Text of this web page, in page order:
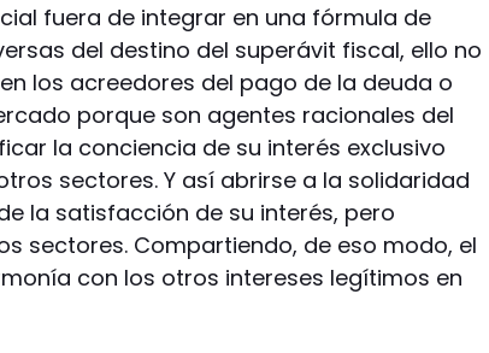
fuera de integrar en una fórmula de
del destino del superávit fiscal, ello no
los acreedores del pago de la deuda o
porque son agentes racionales del
la conciencia de su interés exclusivo
sectores. Y así abrirse a la solidaridad
la satisfacción de su interés, pero
sectores. Compartiendo, de eso modo, el
con los otros intereses legítimos en